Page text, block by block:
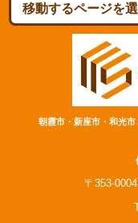
朝霞市・新座市・和光
〒353-